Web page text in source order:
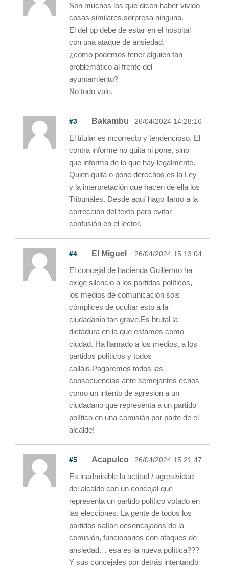
Son muchos los que dicen haber vivido
cosas similares,sorpresa ninguna.
El del pp debe de estar en el hospital
con una ataque de ansiedad.
¿como podemos tener alguien tan
problemático al frente del
ayuntamiento?
No todo vale.
#3 Bakambu 26/04/2024 14:28:16
El titular es incorrecto y tendencioso. El
contra informe no quita ni pone, sino
que informa de lo que hay legalmente.
Quien quita o pone derechos es la Ley
y la interpretación que hacen de ella los
Tribunales. Desde aquí hago llamo a la
corrección del texto para evitar
confusión en el lector.
#4 El Miguel 26/04/2024 15:13:04
El concejal de hacienda Guillermo ha
exige silencio a los partidos políticos,
los medios de comunicación sois
cómplices de ocultar esto a la
ciudadanía tan grave.Es brutal la
dictadura en la que estamos como
ciudad. Ha llamado a los medios, a los
partidos políticos y todos
calláis.Pagaremos todos las
consecuencias ante semejantes echos
como un intento de agresion a un
ciudadano que representa a un partido
político en una comisión por parte de el
alcalde!
#5 Acapulco 26/04/2024 15:21:47
Es inadmisible la actitud / agresividad
del alcalde con un concejal que
representa un partido político votado en
las elecciones. La gente de todos los
partidos salían desencajados de la
comisión, funcionarios con ataques de
ansiedad… esa es la nueva política???
Y sus concejales por detrás intentando